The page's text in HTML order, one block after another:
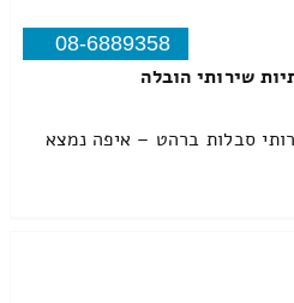
08-6889358
שירותי הובלה
סבלות ברהט – איפה נמצא